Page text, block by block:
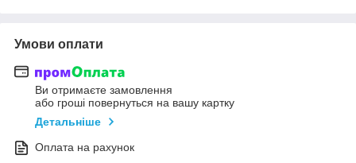
Умови оплати
Ви отримаєте замовлення
або гроші повернуться на вашу картку
Детальніше
Оплата на рахунок